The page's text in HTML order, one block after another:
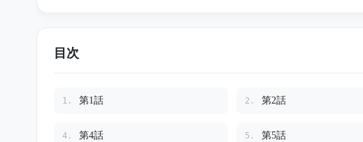
目次
1. 第1話 2. 第2話
4. 第4話 5. 第5話